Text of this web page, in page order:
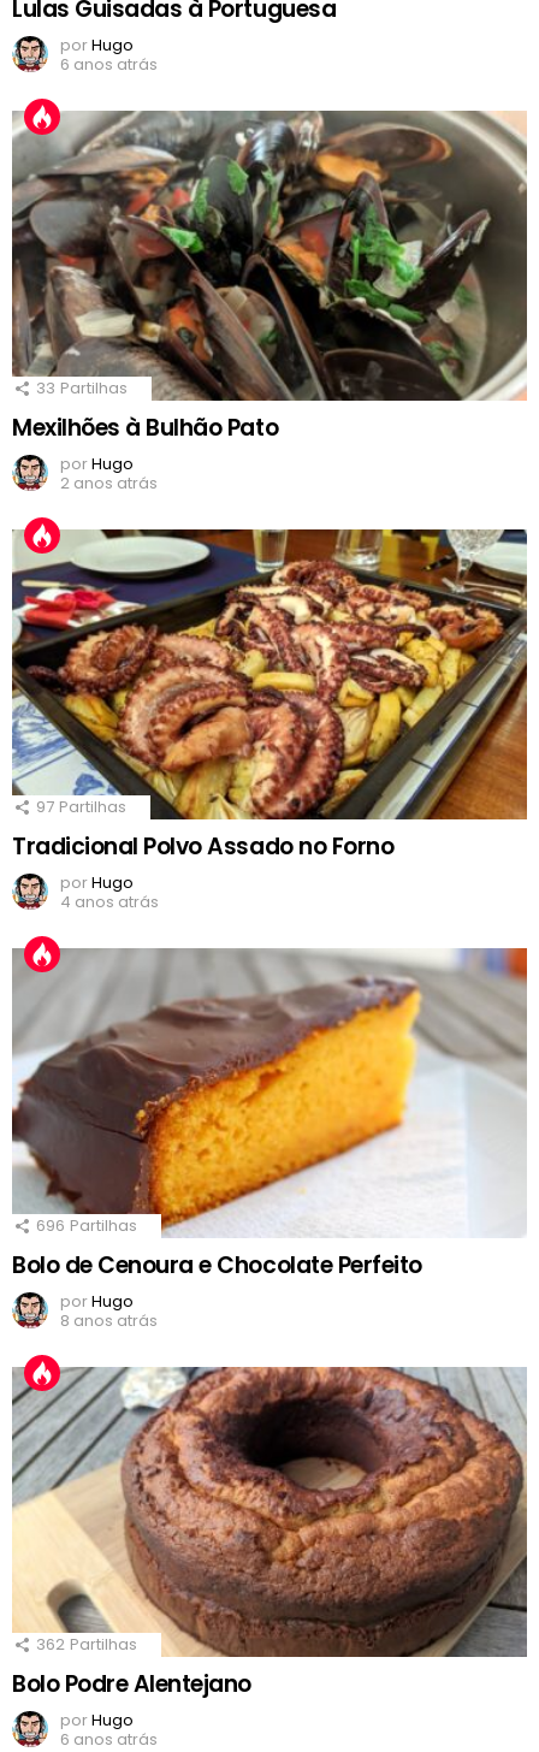
Lulas Guisadas à Portuguesa
porHugo
6 anos atrás
33 Partilhas
Mexilhões à Bulhão Pato
porHugo
2 anos atrás
97 Partilhas
Tradicional Polvo Assado no Forno
porHugo
4 anos atrás
696 Partilhas
Bolo de Cenoura e Chocolate Perfeito
porHugo
8 anos atrás
362 Partilhas
Bolo Podre Alentejano
porHugo
6 anos atrás